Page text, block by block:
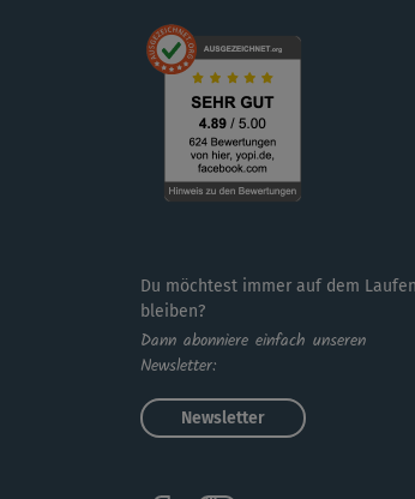
Du möchtest immer auf dem
bleiben?
Dann abonniere einfach unseren
Newsletter:
Newsletter